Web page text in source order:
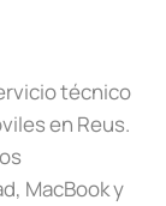
técnico
en Reus.
MacBook y